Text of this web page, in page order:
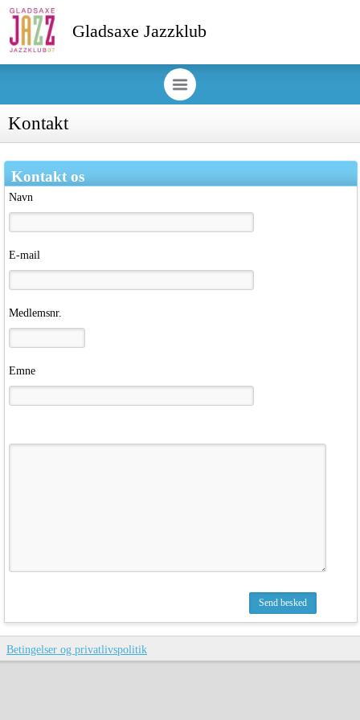
Gladsaxe Jazzklub
Kontakt
Kontakt os
Navn
E-mail
Medlemsnr.
Emne
Betingelser og privatlivspolitik